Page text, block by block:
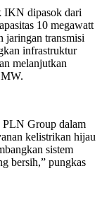
IKN dipasok dari
10 megawatt
jaringan transmisi
infrastruktur
melanjutkan
PLN Group dalam
kelistrikan hijau
sistem
bersih,” pungkas